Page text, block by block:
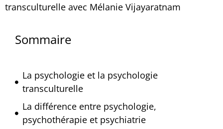
transculturelle avec Mélanie Vijayaratnam
Sommaire
La psychologie et la psychologie
transculturelle
La différence entre psychologie,
psychothérapie et psychiatrie